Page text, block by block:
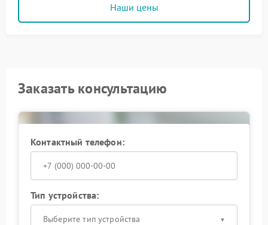
Наши цены
Заказать консультацию
Контактный телефон:
Тип устройства:
Выберите тип устройства